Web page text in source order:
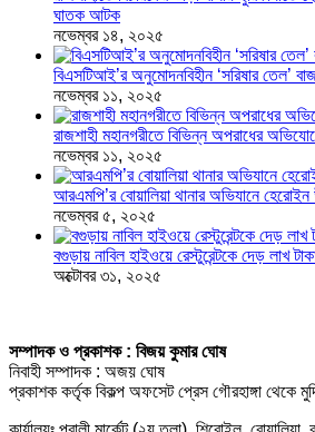
ঘাতক আটক
নভেম্বর ১৪, ২০২৫
বিএসটিআই’র অনুমোদনবিহীন ‘সরিষার তেল’
নভেম্বর ১১, ২০২৫
রাজশাহী মহানগরীতে বিভিন্ন অপরাধের
নভেম্বর ১১, ২০২৫
আরএমপি’র বোয়ালিয়া থানার অভিযানে
নভেম্বর ৫, ২০২৫
বগুড়ায় নাবিল হাইওয়ে রেস্টুরেন্টকে দেড় লাখ
অক্টোবর ৩১, ২০২৫
সম্পাদক ও প্রকাশক : বিজয় কুমার ঘোষ
নিবাহী সম্পাদক : অজয় ঘোষ
প্রকাশক কর্তৃক বিকল্প অফসেট প্রেস গৌরহাঙ্গা থেকে